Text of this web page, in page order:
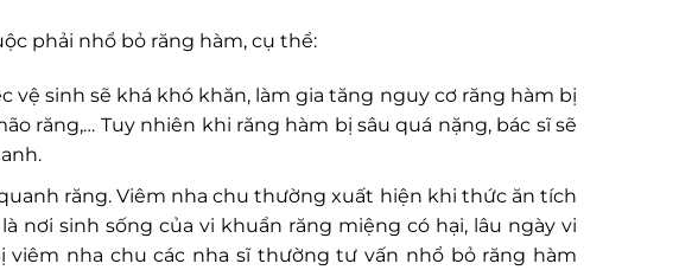
phải nhổ bỏ răng hàm, cụ thể:
sinh sẽ khá khó khăn, làm gia tăng nguy cơ răng hàm bị
răng,… Tuy nhiên khi răng hàm bị sâu quá nặng, bác sĩ sẽ
răng. Viêm nha chu thường xuất hiện khi thức ăn tích
nơi sinh sống của vi khuẩn răng miệng có hại, lâu ngày vi
nha chu các nha sĩ thường tư vấn nhổ bỏ răng hàm